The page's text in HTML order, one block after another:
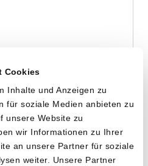
Cookies
Inhalte und Anzeigen zu
für soziale Medien anbieten zu
unsere Website zu
wir Informationen zu Ihrer
an unsere Partner für soziale
weiter. Unsere Partner
Warenkorb